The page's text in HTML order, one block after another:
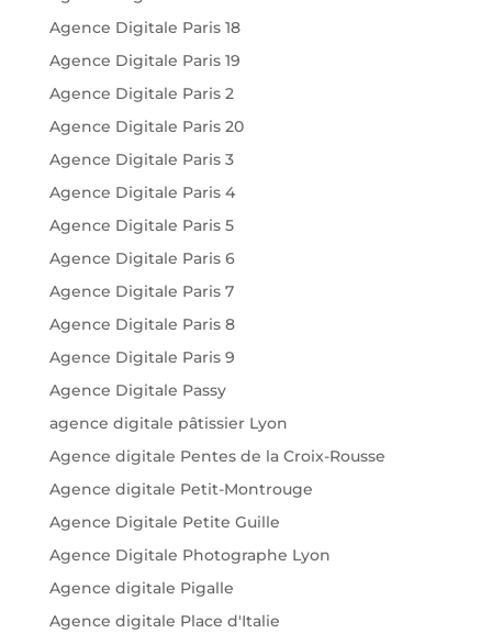
Agence Digitale Paris 18
Agence Digitale Paris 19
Agence Digitale Paris 2
Agence Digitale Paris 20
Agence Digitale Paris 3
Agence Digitale Paris 4
Agence Digitale Paris 5
Agence Digitale Paris 6
Agence Digitale Paris 7
Agence Digitale Paris 8
Agence Digitale Paris 9
Agence Digitale Passy
agence digitale pâtissier Lyon
Agence digitale Pentes de la Croix-Rousse
Agence digitale Petit-Montrouge
Agence Digitale Petite Guille
Agence Digitale Photographe Lyon
Agence digitale Pigalle
Agence digitale Place d'Italie